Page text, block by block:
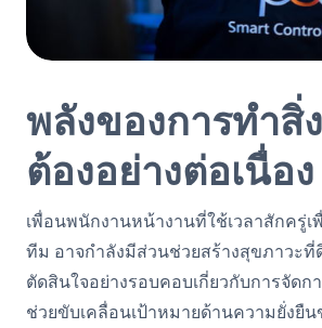
พลังของการทำสิ่
ต้องอย่างต่อเนื่อง
เพื่อนพนักงานหน้างานที่ใช้เวลาสักครู่เ
ทีม อาจกำลังมีส่วนช่วยสร้างสุขภาวะ
ตัดสินใจอย่างรอบคอบเกี่ยวกับการจัดก
ช่วยขับเคลื่อนเป้าหมายด้านความยั่งยื